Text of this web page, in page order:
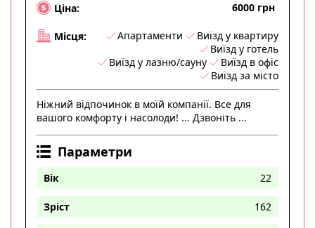
Ціна: 6000 грн
Місця: Апартаменти
Виїзд у квартиру
Виїзд у готель
Виїзд у лазню/сауну
Виїзд в офіс
Виїзд за місто
Ніжний відпочинок в моїй компанії. Все для
вашого комфорту і насолоди! ... Дзвоніть ...
Параметри
Вік 22
Зріст 162